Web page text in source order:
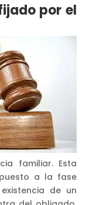
por el
familiar. Esta
a la fase
de un